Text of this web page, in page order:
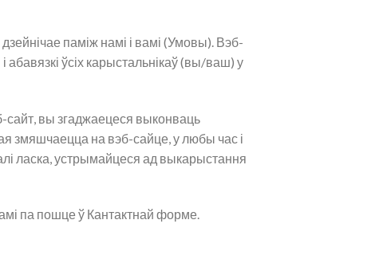
паміж намі і вамі (Умовы). Вэб-
ўсіх карыстальнікаў (вы/ваш) у
сайт, вы згаджаецеся выконваць
змяшчаецца на вэб-сайце, у любы час і
ласка, устрымайцеся ад выкарыстання
па пошце ў Кантактнай форме.